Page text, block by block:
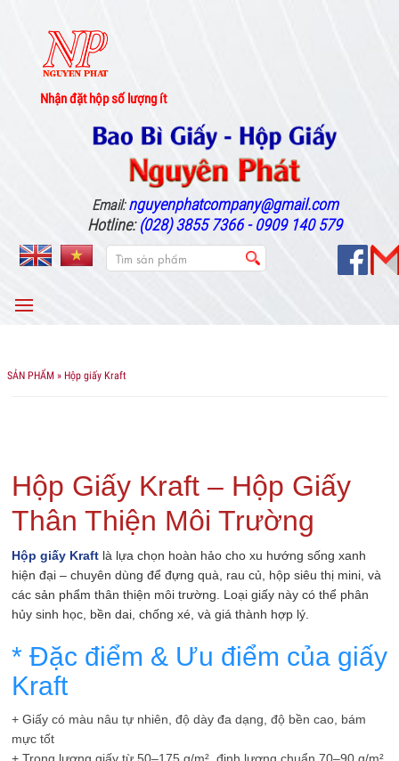
Nhận đặt hộp số lượng ít
Email:nguyenphatcompany@gmail.com
Hotline:(028) 3855 7366 - 0909 140 579
MENU
SẢN PHẨM » Hộp giấy Kraft
Hộp Giấy Kraft – Hộp Giấy
Thân Thiện Môi Trường
Hộp giấy Kraftlà lựa chọn hoàn hảo cho xu hướng sống xanh
hiện đại – chuyên dùng để đựng quà, rau củ, hộp siêu thị mini, và
các sản phẩm thân thiện môi trường. Loại giấy này có thể phân
hủy sinh học, bền dai, chống xé, và giá thành hợp lý.
* Đặc điểm & Ưu điểm của giấy
Kraft
+ Giấy có màu nâu tự nhiên, độ dày đa dạng, độ bền cao, bám
mực tốt